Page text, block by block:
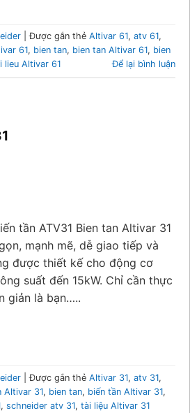
|Được gắn thẻ Altivar 61, atv 61,
61, bien tan, bien tan Altivar 61, bien
lieu Altivar 61 Để lại bình luận
tần ATV31 Bien tan Altivar 31
mạnh mẽ, dễ giao tiếp và
được thiết kế cho động cơ
suất đến 15kW. Chỉ cần thực
giản là bạn…..
|Được gắn thẻ Altivar 31, atv 31,
Altivar 31, bien tan, biến tần Altivar 31,
, schneider atv 31, tài liệu Altivar 31